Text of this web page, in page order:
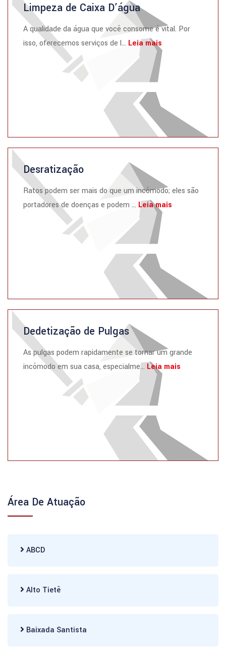
Limpeza de Caixa D’água
A qualidade da água que você consome é vital. Por
isso, oferecemos serviços de l... Leia mais
Desratização
Ratos podem ser mais do que um incômodo; eles são
portadores de doenças e podem ... Leia mais
Dedetização de Pulgas
As pulgas podem rapidamente se tornar um grande
incômodo em sua casa, especialme... Leia mais
Área De Atuação
ABCD
Alto Tietê
Baixada Santista